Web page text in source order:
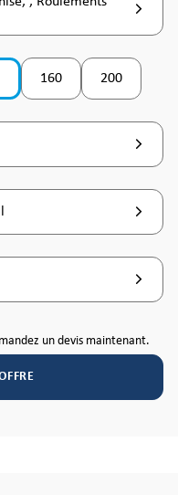
moment. )
pour le moment. )
pas disponible pour le
160 200
un devis maintenant.